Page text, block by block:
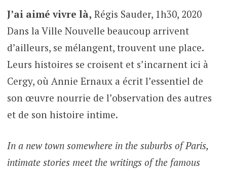
J’ai aimé vivre là, Régis Sauder, 1h30, 2020
Dans la Ville Nouvelle beaucoup arrivent
d’ailleurs, se mélangent, trouvent une place.
Leurs histoires se croisent et s’incarnent ici à
Cergy, où Annie Ernaux a écrit l’essentiel de
son œuvre nourrie de l’observation des autres
et de son histoire intime.
In a new town somewhere in the suburbs of Paris,
intimate stories meet the writings of the famous